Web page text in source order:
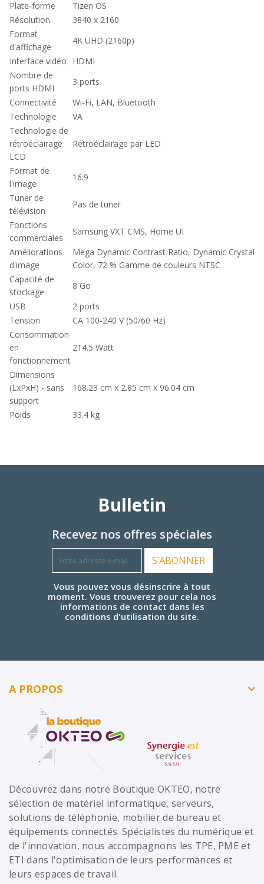
Plate-forme
Tizen OS
Résolution
3840 x 2160
Format
d'affichage
4K UHD (2160p)
Interface vidéo
HDMI
Nombre de
ports HDMI
3 ports
Connectivité
Wi-Fi, LAN, Bluetooth
Technologie
VA
Technologie de
rétroéclairage
LCD
Rétroéclairage par LED
Format de
l'image
16:9
Tuner de
télévision
Pas de tuner
Fonctions
commerciales
Samsung VXT CMS, Home UI
Améliorations
d'image
Mega Dynamic Contrast Ratio, Dynamic Crystal
Color, 72 % Gamme de couleurs NTSC
Capacité de
stockage
8 Go
USB
2 ports
Tension
CA 100-240 V (50/60 Hz)
Consommation
en
fonctionnement
214.5 Watt
Dimensions
(LxPxH) - sans
support
168.23 cm x 2.85 cm x 96.04 cm
Poids 33.4 kg
Bulletin
Recevez nos offres spéciales
S’ABONNER
Vous pouvez vous désinscrire à tout
moment. Vous trouverez pour cela nos
informations de contact dans les
conditions d'utilisation du site.
A PROPOS
Découvrez dans notre Boutique OKTEO, notre
sélection de matériel informatique, serveurs,
solutions de téléphonie, mobilier de bureau et
équipements connectés. Spécialistes du numérique et
de l'innovation, nous accompagnons les TPE, PME et
ETI dans l'optimisation de leurs performances et
leurs espaces de travail.